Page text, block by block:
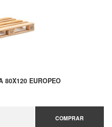
80X120 EUROPEO
COMPRAR